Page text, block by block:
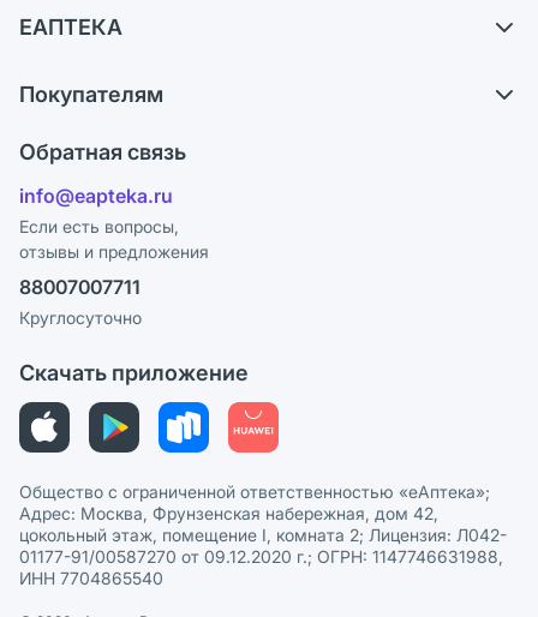
Самовывоз из аптек
Ответы на вопросы
Блог
ЕАПТЕКА
Карьера
Поставщики
Лицензия
Реклама на сайте
Ваши товары на ЕАПТЕКЕ
Покупателям
Программа СберСпасибо
Политика конфиденциальности
Пользовательское соглашение
Политика рекомендаций
Этика и соответствие
Политика в отношении обработки персональных данных
Обратная связь
info@eapteka.ru
Если есть вопросы,
отзывы и предложения
88007007711
Круглосуточно
Скачать приложение
Общество с ограниченной ответственностью «еАптека»;
Адрес: Москва, Фрунзенская набережная, дом 42,
цокольный этаж, помещение I, комната 2; Лицензия: Л042-
01177-91/00587270 от 09.12.2020 г.; ОГРН: 1147746631988,
ИНН 7704865540